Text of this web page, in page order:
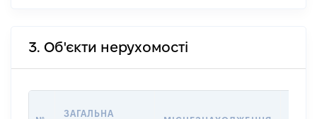
3. Об'єкти нерухомості
ЗАГАЛЬНА